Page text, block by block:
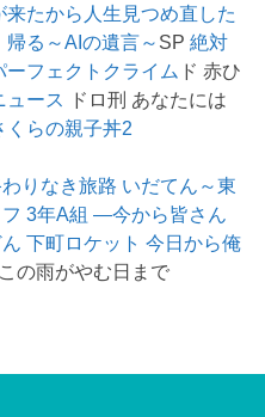
来たから人生見つめ直した
帰る～AIの遺言～ SP絶対
ーフェクトクライム ド 赤ひ
ュース
ドロ刑 あなたには
くらの親子丼2
りなき旅路 いだてん～東
3年A組 ―今から皆さん
下町ロケット 今日から俺
の雨がやむ日まで